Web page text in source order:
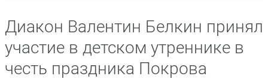
Диакон Валентин Белкин принял
участие в детском утреннике в
честь праздника Покрова